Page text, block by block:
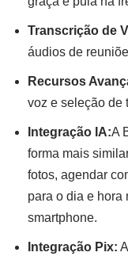
Transcrição de
áudios de
Recursos
voz e seleção de
Integração IA:A
forma mais
fotos, agendar
para o dia e hora
smartphone.
Integração Pix: